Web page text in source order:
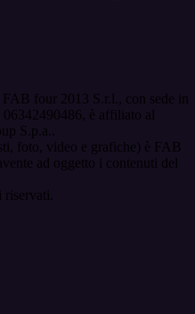
four 2013 S.r.l., con sede in
è affiliato al
S.p.a..
foto, video e grafiche) è FAB
ad oggetto i contenuti del